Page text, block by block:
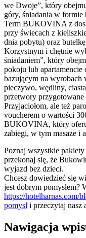
we Dwoje”, który
góry, śniadania w
Term BUKOVINA z
przy świecach z
dnia pobytu) oraz
Korzystnym i chętnie
śniadaniem”, który
pokoju lub apartamencie
bazującym na wyrobach
pieczywo, wędliny,
przetwory przygotowane
Przyjaciołom, ale też
voucherem o wartości
BUKOVINA, który
zabiegi, w tym masaże i
Poznaj wszystkie
przekonaj się, że
wyjazd bez dzieci.
Chcesz dowiedzieć się
jest dobrym pomysłem?
https://hotelharnas.com/
pomysl i przeczytaj nasz
Nawigacja